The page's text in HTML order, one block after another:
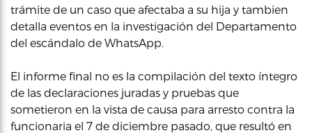
trámite de un caso que afectaba a su hija y tambien
detalla eventos en la investigación del Departamento
del escándalo de WhatsApp.
El informe final no es la compilación del texto íntegro
de las declaraciones juradas y pruebas que
sometieron en la vista de causa para arresto contra la
funcionaria el 7 de diciembre pasado, que resultó en